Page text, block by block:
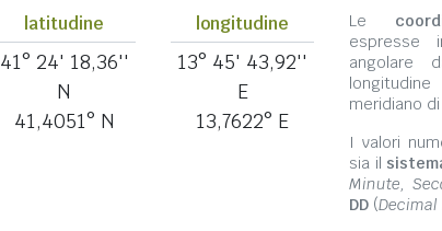
latitudine
41° 24' 18,36''
N
41,4051° N
longitudine
13° 45' 43,92''
E
13,7622° E
Le
espresse
angolare
meridiano
I valori
sia il
Minute,
DD (Decimal